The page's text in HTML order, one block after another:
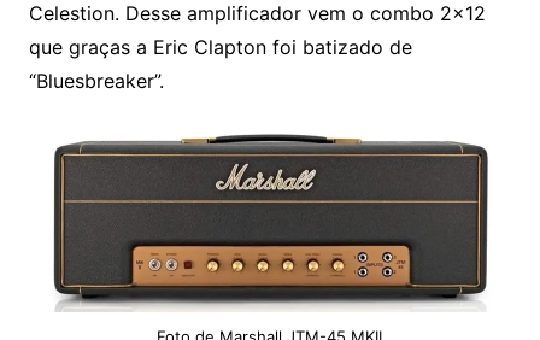
Celestion. Desse amplificador vem o combo 2×12
que graças a Eric Clapton foi batizado de
“Bluesbreaker”.